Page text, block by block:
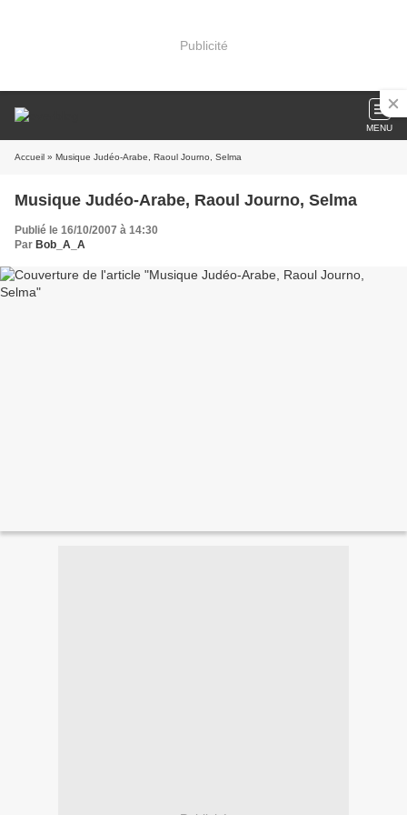
Publicité
MENU
Accueil » Musique Judéo-Arabe, Raoul Journo, Selma
Musique Judéo-Arabe, Raoul Journo, Selma
Publié le 16/10/2007 à 14:30
Par Bob_A_A